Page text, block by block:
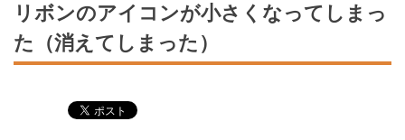
リボンのアイコンが小さくなってしまっ
た（消えてしまった）